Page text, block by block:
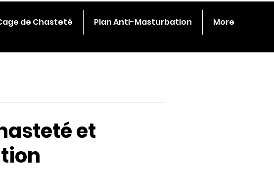
de Chasteté Plan Anti-Masturbation More
et